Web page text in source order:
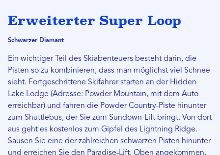
Erweiterter Super Loop
Schwarzer Diamant
Ein wichtiger Teil des Skiabenteuers besteht darin, die
Pisten so zu kombinieren, dass man möglichst viel Schnee
sieht. Fortgeschrittene Skifahrer starten an der Hidden
Lake Lodge (Adresse: Powder Mountain, mit dem Auto
erreichbar) und fahren die Powder Country-Piste hinunter
zum Shuttlebus, der Sie zum Sundown-Lift bringt. Von dort
aus geht es kostenlos zum Gipfel des Lightning Ridge.
Sausen Sie eine der zahlreichen schwarzen Pisten hinunter
und erreichen Sie den Paradise-Lift. Oben angekommen,